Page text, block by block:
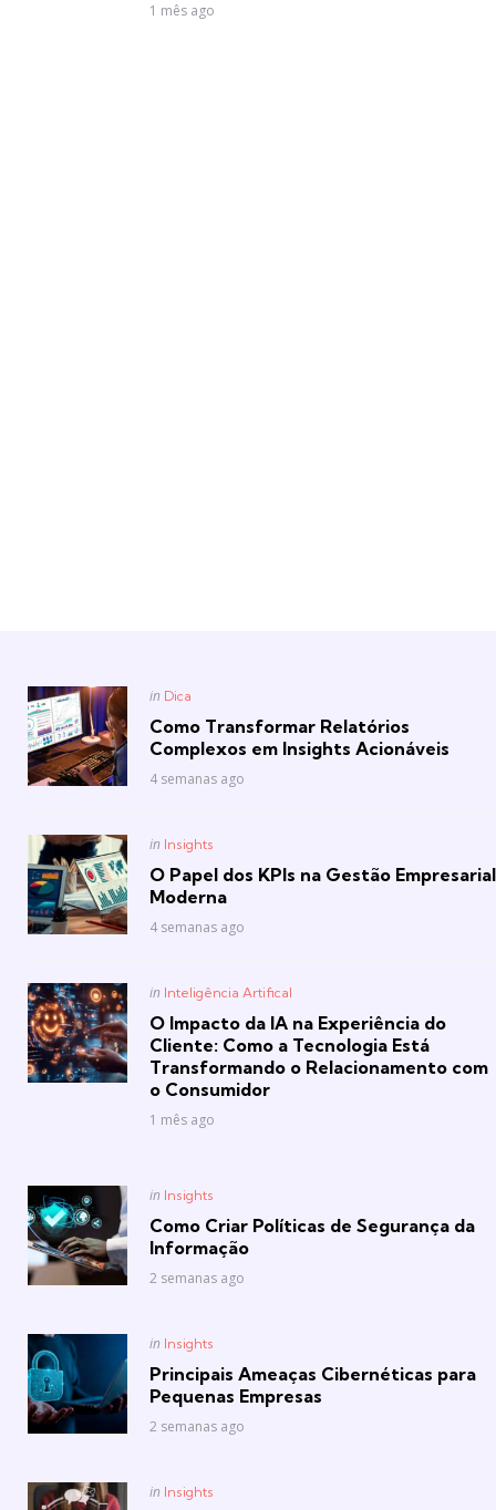
1 mês ago
Posted
in Dica
Como Transformar Relatórios
Complexos em Insights Acionáveis
4 semanas ago
Posted
in Insights
O Papel dos KPIs na Gestão Empresarial
Moderna
4 semanas ago
Posted
in Inteligência Artifical
O Impacto da IA na Experiência do
Cliente: Como a Tecnologia Está
Transformando o Relacionamento com
o Consumidor
1 mês ago
Posted
in Insights
Como Criar Políticas de Segurança da
Informação
2 semanas ago
Posted
in Insights
Principais Ameaças Cibernéticas para
Pequenas Empresas
2 semanas ago
Posted
in Insights